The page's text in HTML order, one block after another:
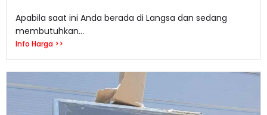
Apabila saat ini Anda berada di Langsa dan sedang
membutuhkan...
Info Harga >>